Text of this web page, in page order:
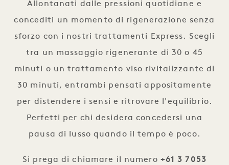
Allontanati dalle pressioni quotidiane e
concediti un momento di rigenerazione senza
sforzo con i nostri trattamenti Express. Scegli
tra un massaggio rigenerante di 30 o 45
minuti o un trattamento viso rivitalizzante di
30 minuti, entrambi pensati appositamente
per distendere i sensi e ritrovare l'equilibrio.
Perfetti per chi desidera concedersi una
pausa di lusso quando il tempo è poco.
Si prega di chiamare il numero +61 3 7053